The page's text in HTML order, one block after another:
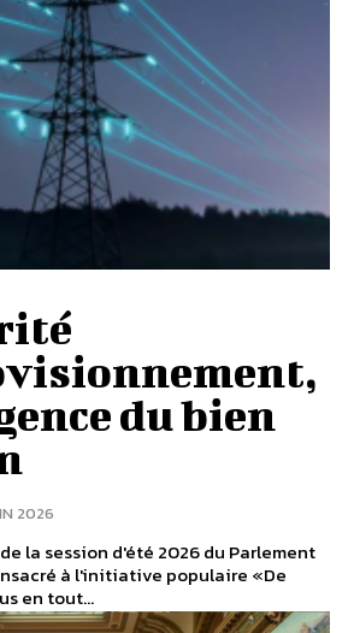
du bien
2026
la session d'été 2026 du Parlement
à l'initiative populaire «De
en tout...